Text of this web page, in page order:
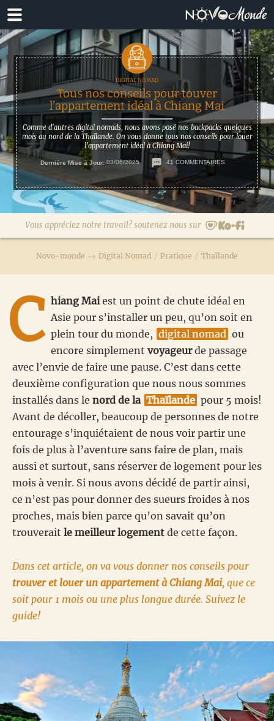
Passer
la
navigation
principale
Passer
au
contenu
principal
Vous appréciez notre travail? soutenez nous sur
Novo-monde Digital Nomad / Pratique / Thaïlande
Tous nos conseils pour touver
l’appartement idéal à Chiang Mai
Comme d'autres digital nomads, nous avons posé nos backpacks quelques
mois au nord de la Thaïlande. On vous donne tous nos conseils pour louer
l'appartement idéal à Chiang Mai!
Dernière Mise à Jour: 03/06/2025 41 COMMENTAIRES
C hiang Maiest un point de chute idéal en
Asie pour s’installer un peu, qu’on soit en
plein tour du monde, digital nomad ou
encore simplement voyageurde passage
avec l’envie de faire une pause. C’est dans cette
deuxième configuration que nous nous sommes
installés dans le nord de la Thaïlande pour 5 mois!
Avant de décoller, beaucoup de personnes de notre
entourage s’inquiétaient de nous voir partir une
fois de plus à l’aventure sans faire de plan, mais
aussi et surtout, sans réserver de logement pour les
mois à venir. Si nous avons décidé de partir ainsi,
ce n’est pas pour donner des sueurs froides à nos
proches, mais bien parce qu’on savait qu’on
trouverait le meilleur logement de cette façon.
Dans cet article, on va vous donner nos conseils pour
trouver et louer un appartement à Chiang Mai, que ce
soit pour 1 mois ou une plus longue durée. Suivez le
guide!